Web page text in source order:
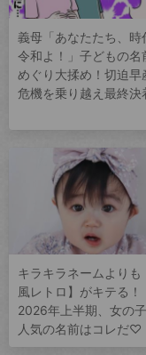
義母「あなたたち、時
令和よ！」子どもの名
めぐり大揉め！切迫早
危機を乗り越え最終決
キラキラネームよりも
風レトロ】がキテる！
2026年上半期、女の
人気の名前はコレだ♡